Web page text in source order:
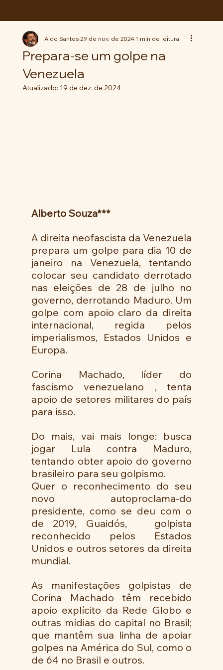
Prepara-se um golpe na
Venezuela
Aldo Santos29 de nov. de 20241 min de leitura
Atualizado: 19 de dez. de 2024
Alberto Souza***
A direita neofascista da Venezuela
prepara um golpe para dia 10 de
janeiro na Venezuela, tentando
colocar seu candidato derrotado
nas eleições de 28 de julho no
governo, derrotando Maduro. Um
golpe com apoio claro da direita
internacional, regida pelos
imperialismos, Estados Unidos e
Europa.
Corina Machado, líder do
fascismo venezuelano , tenta
apoio de setores militares do país
para isso.
Do mais, vai mais longe: busca
jogar Lula contra Maduro,
tentando obter apoio do governo
brasileiro para seu golpismo.
Quer o reconhecimento do seu
novo autoproclama-do
presidente, como se deu com o
de 2019, Guaidós,   golpista
reconhecido pelos Estados
Unidos e outros setores da direita
mundial.
As manifestações golpistas de
Corina Machado têm recebido
apoio explícito da Rede Globo e
outras mídias do capital no Brasil;
que mantêm sua linha de apoiar
golpes na América do Sul, como o
de 64 no Brasil e outros.